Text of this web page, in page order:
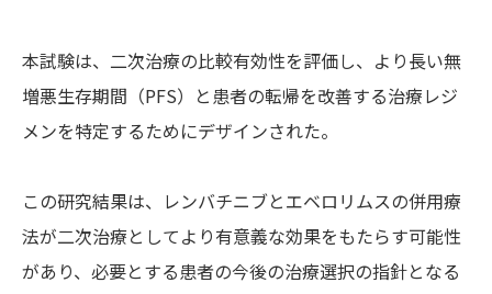
本試験は、二次治療の比較有効性を評価し、より長い無
増悪生存期間（PFS）と患者の転帰を改善する治療レジ
メンを特定するためにデザインされた。
この研究結果は、レンバチニブとエベロリムスの併用療
法が二次治療としてより有意義な効果をもたらす可能性
があり、必要とする患者の今後の治療選択の指針となる